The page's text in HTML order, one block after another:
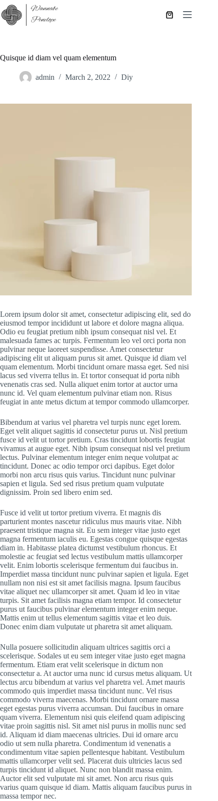
Skip
to
content
Shopping
Quisque id diam vel quam elementum
admin March 2, 2022 Diy
Lorem ipsum dolor sit amet, consectetur adipiscing elit, sed do
eiusmod tempor incididunt ut labore et dolore magna aliqua.
Odio eu feugiat pretium nibh ipsum consequat nisl vel. Et
malesuada fames ac turpis. Fermentum leo vel orci porta non
pulvinar neque laoreet suspendisse. Amet consectetur
adipiscing elit ut aliquam purus sit amet. Quisque id diam vel
quam elementum. Morbi tincidunt ornare massa eget. Sed nisi
lacus sed viverra tellus in. Et tortor consequat id porta nibh
venenatis cras sed. Nulla aliquet enim tortor at auctor urna
nunc id. Vel quam elementum pulvinar etiam non. Risus
feugiat in ante metus dictum at tempor commodo ullamcorper.
Bibendum at varius vel pharetra vel turpis nunc eget lorem.
Eget velit aliquet sagittis id consectetur purus ut. Nisl pretium
fusce id velit ut tortor pretium. Cras tincidunt lobortis feugiat
vivamus at augue eget. Nibh ipsum consequat nisl vel pretium
lectus. Pulvinar elementum integer enim neque volutpat ac
tincidunt. Donec ac odio tempor orci dapibus. Eget dolor
morbi non arcu risus quis varius. Tincidunt nunc pulvinar
sapien et ligula. Sed sed risus pretium quam vulputate
dignissim. Proin sed libero enim sed.
Fusce id velit ut tortor pretium viverra. Et magnis dis
parturient montes nascetur ridiculus mus mauris vitae. Nibh
praesent tristique magna sit. Eu sem integer vitae justo eget
magna fermentum iaculis eu. Egestas congue quisque egestas
diam in. Habitasse platea dictumst vestibulum rhoncus. Et
molestie ac feugiat sed lectus vestibulum mattis ullamcorper
velit. Enim lobortis scelerisque fermentum dui faucibus in.
Imperdiet massa tincidunt nunc pulvinar sapien et ligula. Eget
nullam non nisi est sit amet facilisis magna. Ipsum faucibus
vitae aliquet nec ullamcorper sit amet. Quam id leo in vitae
turpis. Sit amet facilisis magna etiam tempor. Id consectetur
purus ut faucibus pulvinar elementum integer enim neque.
Mattis enim ut tellus elementum sagittis vitae et leo duis.
Donec enim diam vulputate ut pharetra sit amet aliquam.
Nulla posuere sollicitudin aliquam ultrices sagittis orci a
scelerisque. Sodales ut eu sem integer vitae justo eget magna
fermentum. Etiam erat velit scelerisque in dictum non
consectetur a. At auctor urna nunc id cursus metus aliquam. Ut
lectus arcu bibendum at varius vel pharetra vel. Amet mauris
commodo quis imperdiet massa tincidunt nunc. Vel risus
commodo viverra maecenas. Morbi tincidunt ornare massa
eget egestas purus viverra accumsan. Dui faucibus in ornare
quam viverra. Elementum nisi quis eleifend quam adipiscing
vitae proin sagittis nisl. Sit amet nisl purus in mollis nunc sed
id. Aliquam id diam maecenas ultricies. Dui id ornare arcu
odio ut sem nulla pharetra. Condimentum id venenatis a
condimentum vitae sapien pellentesque habitant. Vestibulum
mattis ullamcorper velit sed. Placerat duis ultricies lacus sed
turpis tincidunt id aliquet. Nunc non blandit massa enim.
Auctor elit sed vulputate mi sit amet. Non arcu risus quis
varius quam quisque id diam. Mattis aliquam faucibus purus in
massa tempor nec.